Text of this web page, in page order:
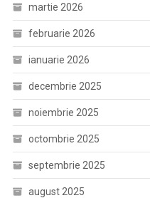
martie 2026
februarie 2026
ianuarie 2026
decembrie 2025
noiembrie 2025
octombrie 2025
septembrie 2025
august 2025